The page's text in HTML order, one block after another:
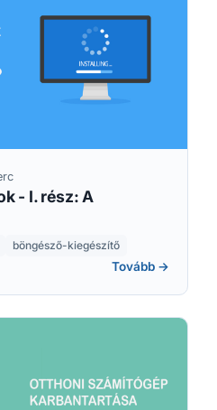
- I. rész: A
böngésző-kiegészítő
Tovább →